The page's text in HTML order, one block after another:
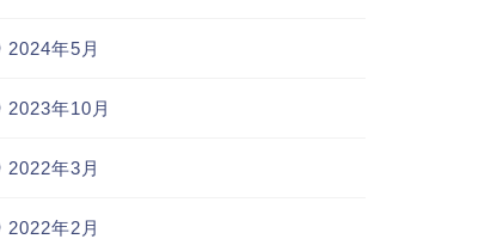
2024年5月
2023年10月
2022年3月
2022年2月